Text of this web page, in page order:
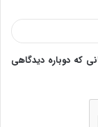
که دوباره دیدگاهی